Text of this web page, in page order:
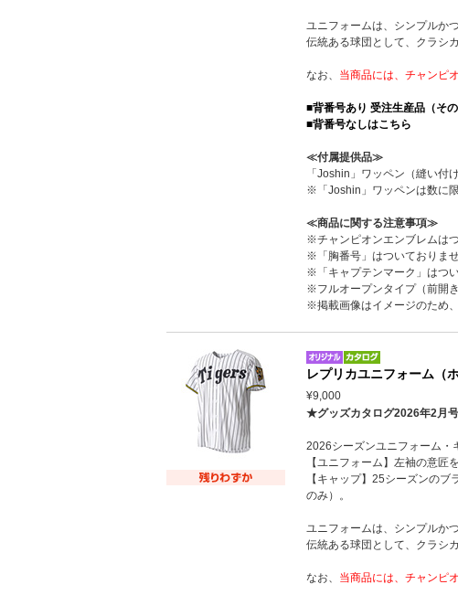
ユニフォームは、シンプルか
伝統ある球団として、クラシ
なお、 当商品には、チャンピ
■背番号あり 受注生産品（そ
■背番号なしはこちら
≪付属提供品≫
「Joshin」ワッペン（縫い付
※「Joshin」ワッペンは数に
≪商品に関する注意事項≫
※チャンピオンエンブレムは
※「胸番号」はついておりませ
※「キャプテンマーク」はつい
※フルオープンタイプ（前開き
※掲載画像はイメージのため
レプリカユニフォーム（
¥9,000
★グッズカタログ2026年2月
2026シーズンユニフォーム・
【ユニフォーム】左袖の意匠
【キャップ】25シーズンの
のみ）。
ユニフォームは、シンプルか
伝統ある球団として、クラシ
なお、 当商品には、チャンピ